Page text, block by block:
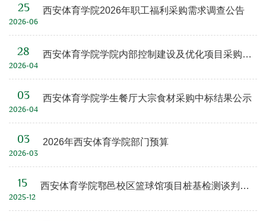
25
2026-06
西安体育学院2026年职工福利采购需求调查公告
28
2026-04
西安体育学院学院内部控制建设及优化项目采购公告
03
2026-04
西安体育学院学生餐厅大宗食材采购中标结果公示
03
2026-03
2026年西安体育学院部门预算
15
2025-12
西安体育学院鄠邑校区篮球馆项目桩基检测谈判采购